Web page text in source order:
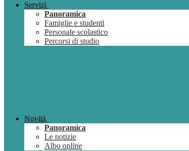
Servizi
Panoramica
Famiglie e studenti
Personale scolastico
Percorsi di studio
Novità
Panoramica
Le notizie
Albo online